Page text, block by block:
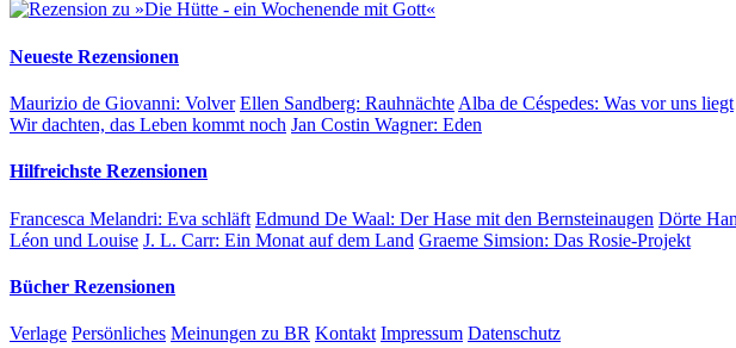
Neueste Rezensionen
Maurizio de Giovanni: Volver Ellen Sandberg: Rauhnächte Alba de Céspedes: Was vor uns liegt
Wir dachten, das Leben kommt noch Jan Costin Wagner: Eden
Hilfreichste Rezensionen
Francesca Melandri: Eva schläft Edmund De Waal: Der Hase mit den Bernsteinaugen Dörte
Léon und Louise J. L. Carr: Ein Monat auf dem Land Graeme Simsion: Das Rosie-Projekt
Bücher Rezensionen
Verlage Persönliches Meinungen zu BR Kontakt Impressum Datenschutz